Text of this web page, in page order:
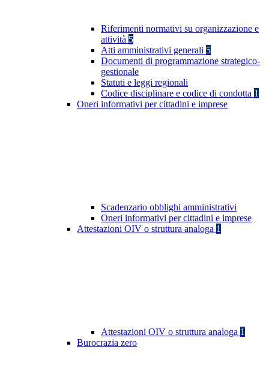
Riferimenti normativi su organizzazione e
attività 5
Atti amministrativi generali 5
Documenti di programmazione strategico-
gestionale
Statuti e leggi regionali
Codice disciplinare e codice di condotta 1
Oneri informativi per cittadini e imprese
Scadenzario obblighi amministrativi
Oneri informativi per cittadini e imprese
Attestazioni OIV o struttura analoga 1
Attestazioni OIV o struttura analoga 1
Burocrazia zero